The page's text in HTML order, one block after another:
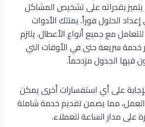
بقدراته على تشخيص المشاكل
الحلول فوراً. يمتلك الأدوات
للتعامل مع جميع أنواع الأعطال. يلتزم
خدمة سريعة حتى في الأوقات التي
فيها الجدول مزدحماً.
على أي استفسارات أخرى يمكن
العمل، مما يضمن تقديم خدمة شاملة
على مدار الساعة للعملاء.